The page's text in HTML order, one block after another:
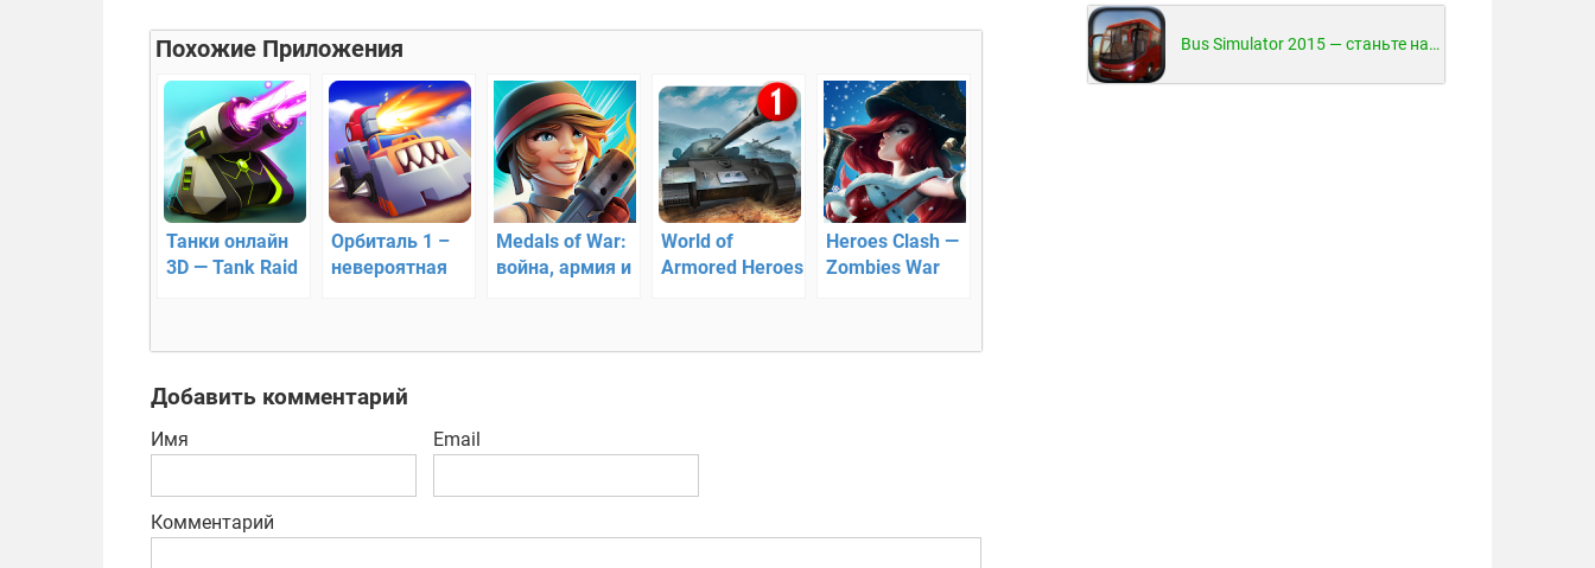
Похожие Приложения
Танки онлайн
3D — Tank Raid
Орбиталь 1 –
невероятная
Medals of War:
война, армия и
World of
Armored Heroes
Heroes Clash —
Zombies War
Добавить комментарий
Имя Email
Комментарий
Bus Simulator 2015 — станьте настоящим водителем автобуса!